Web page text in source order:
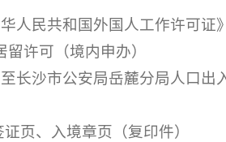
人民共和国外国人工作许可证
许可（境内申办）
长沙市公安局岳麓分局人口出
页、入境章页（复印件）